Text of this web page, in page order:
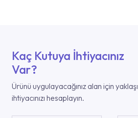
Kaç Kutuya İhtiyacınız
Var?
Ürünü uygulayacağınız alan için
ihtiyacınızı hesaplayın.